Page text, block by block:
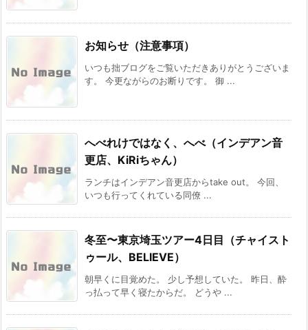
お知らせ（注意事項）
いつも拙ブログをご覧いただきありがとうございま
す。 今更ながらのお断りです。 御 ...
へべれけではなく、へべ（インデアン音
更店、KiRiちゃん）
ランチはインデアン音更店からtake out。 今回、
いつも行ってくれている同僚 ...
冬至〜東京埼玉ツアー4日目（チャイスト
ゥール、BELIEVE）
朝早くに目覚めた。 少し予想していた。 昨日、酔
っ払って早く寝たからだ。 どうや ...